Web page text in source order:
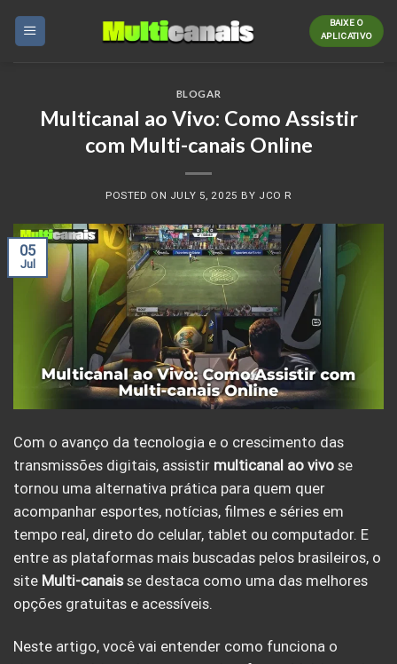
BAIXE O
APLICATIVO
BLOGAR
Multicanal ao Vivo: Como Assistir
com Multi-canais Online
POSTED ON JULY 5, 2025 BY JCO R
05
Jul
Com o avanço da tecnologia e o crescimento das
transmissões digitais, assistir multicanal ao vivo se
tornou uma alternativa prática para quem quer
acompanhar esportes, notícias, filmes e séries em
tempo real, direto do celular, tablet ou computador. E
entre as plataformas mais buscadas pelos brasileiros, o
site Multi-canaisse destaca como uma das melhores
opções gratuitas e acessíveis.
Neste artigo, você vai entender como funciona o